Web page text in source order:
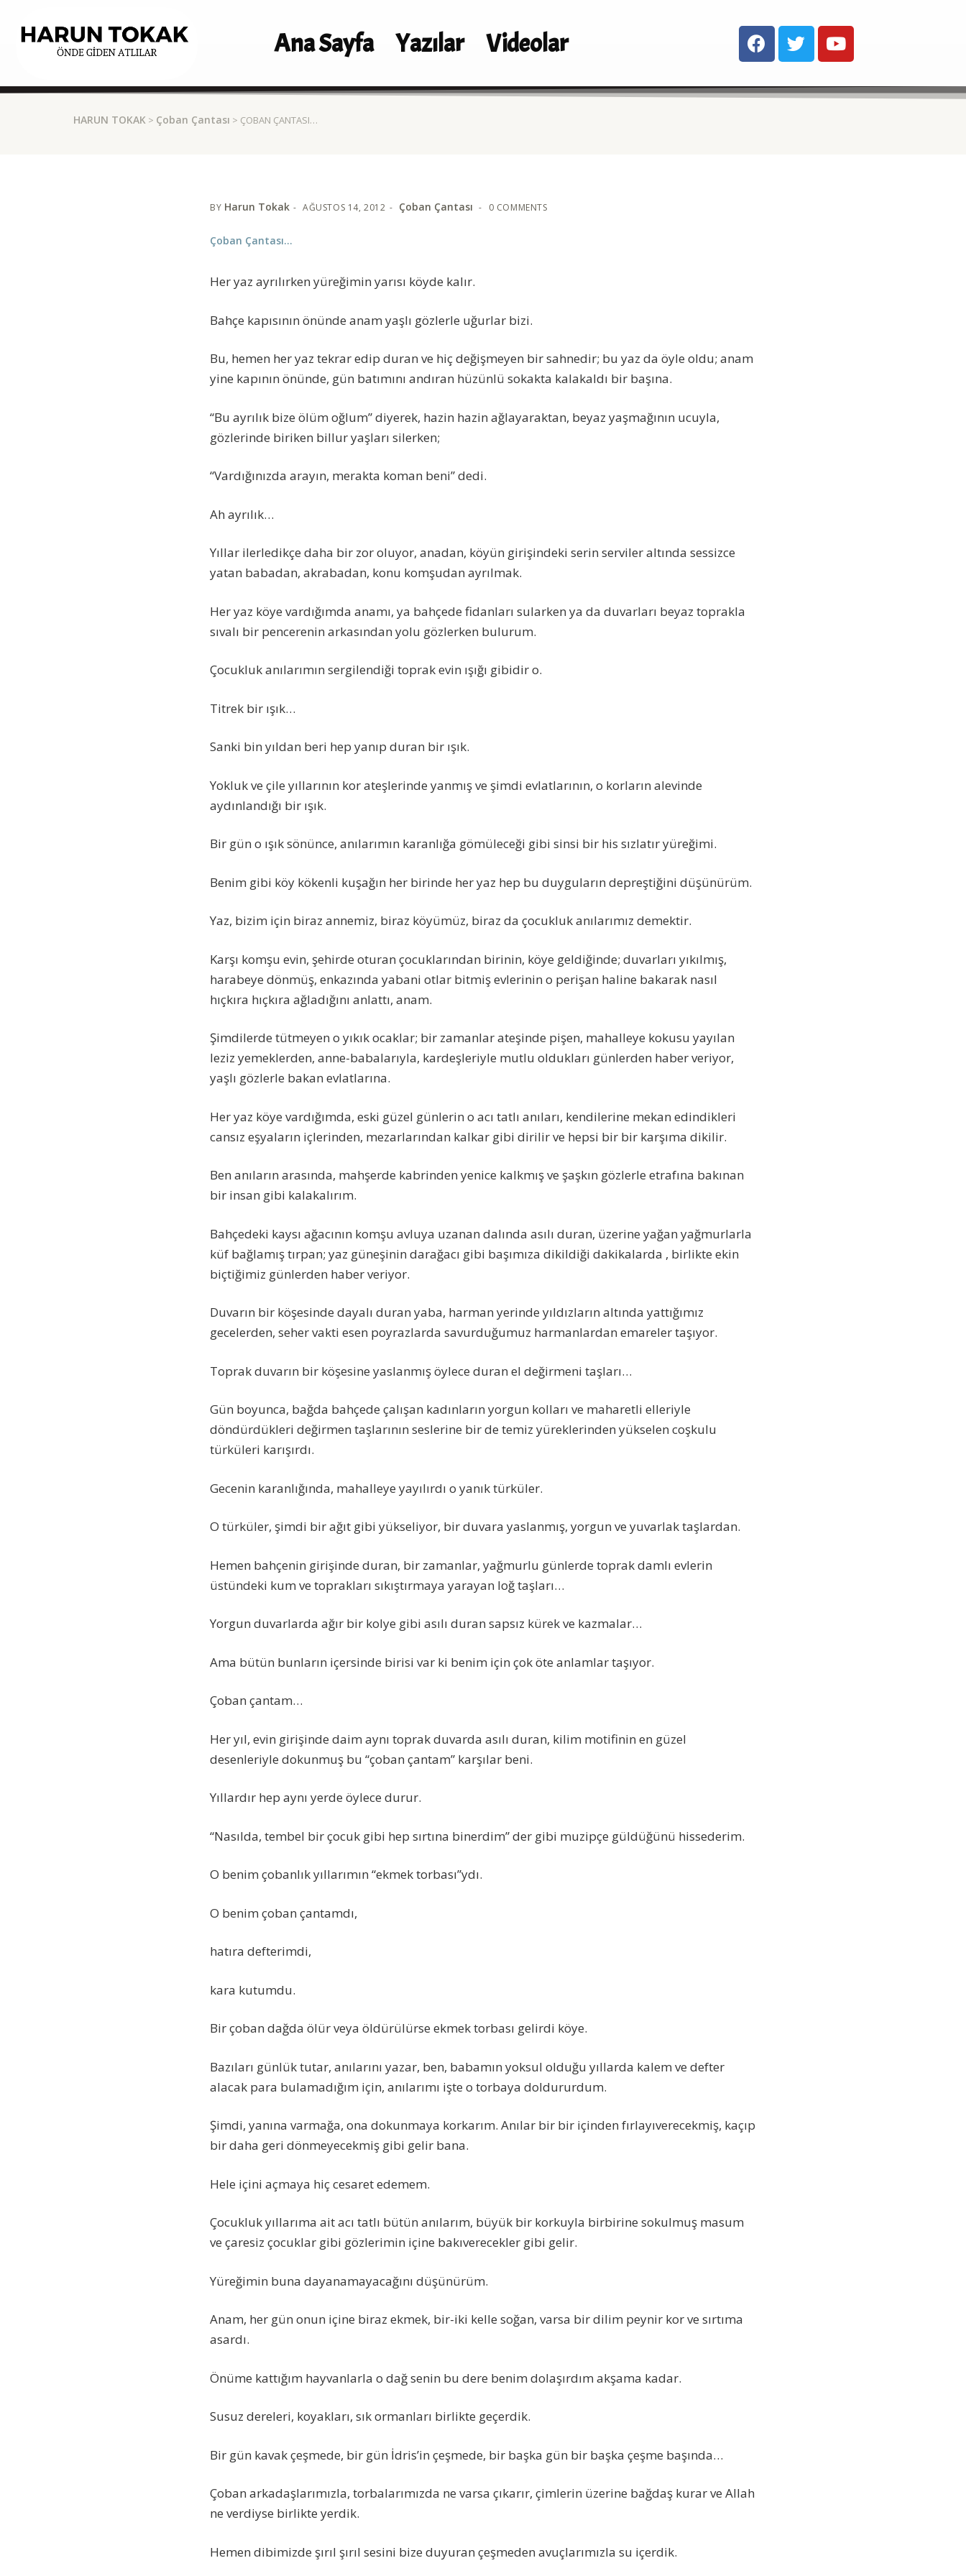
Ana Sayfa Yazılar Videolar
HARUN TOKAK > Çoban Çantası > ÇOBAN ÇANTASI…
BY Harun Tokak AĞUSTOS 14, 2012 Çoban Çantası 0 COMMENTS
Çoban Çantası…
Her yaz ayrılırken yüreğimin yarısı köyde kalır.
Bahçe kapısının önünde anam yaşlı gözlerle uğurlar bizi.
Bu, hemen her yaz tekrar edip duran ve hiç değişmeyen bir sahnedir; bu yaz da öyle oldu; anam
yine kapının önünde, gün batımını andıran hüzünlü sokakta kalakaldı bir başına.
“Bu ayrılık bize ölüm oğlum” diyerek, hazin hazin ağlayaraktan, beyaz yaşmağının ucuyla,
gözlerinde biriken billur yaşları silerken;
“Vardığınızda arayın, merakta koman beni” dedi.
Ah ayrılık…
Yıllar ilerledikçe daha bir zor oluyor, anadan, köyün girişindeki serin serviler altında sessizce
yatan babadan, akrabadan, konu komşudan ayrılmak.
Her yaz köye vardığımda anamı, ya bahçede fidanları sularken ya da duvarları beyaz toprakla
sıvalı bir pencerenin arkasından yolu gözlerken bulurum.
Çocukluk anılarımın sergilendiği toprak evin ışığı gibidir o.
Titrek bir ışık…
Sanki bin yıldan beri hep yanıp duran bir ışık.
Yokluk ve çile yıllarının kor ateşlerinde yanmış ve şimdi evlatlarının, o korların alevinde
aydınlandığı bir ışık.
Bir gün o ışık sönünce, anılarımın karanlığa gömüleceği gibi sinsi bir his sızlatır yüreğimi.
Benim gibi köy kökenli kuşağın her birinde her yaz hep bu duyguların depreştiğini düşünürüm.
Yaz, bizim için biraz annemiz, biraz köyümüz, biraz da çocukluk anılarımız demektir.
Karşı komşu evin, şehirde oturan çocuklarından birinin, köye geldiğinde; duvarları yıkılmış,
harabeye dönmüş, enkazında yabani otlar bitmiş evlerinin o perişan haline bakarak nasıl
hıçkıra hıçkıra ağladığını anlattı, anam.
Şimdilerde tütmeyen o yıkık ocaklar; bir zamanlar ateşinde pişen, mahalleye kokusu yayılan
leziz yemeklerden, anne-babalarıyla, kardeşleriyle mutlu oldukları günlerden haber veriyor,
yaşlı gözlerle bakan evlatlarına.
Her yaz köye vardığımda, eski güzel günlerin o acı tatlı anıları, kendilerine mekan edindikleri
cansız eşyaların içlerinden, mezarlarından kalkar gibi dirilir ve hepsi bir bir karşıma dikilir.
Ben anıların arasında, mahşerde kabrinden yenice kalkmış ve şaşkın gözlerle etrafına bakınan
bir insan gibi kalakalırım.
Bahçedeki kaysı ağacının komşu avluya uzanan dalında asılı duran, üzerine yağan yağmurlarla
küf bağlamış tırpan; yaz güneşinin darağacı gibi başımıza dikildiği dakikalarda , birlikte ekin
biçtiğimiz günlerden haber veriyor.
Duvarın bir köşesinde dayalı duran yaba, harman yerinde yıldızların altında yattığımız
gecelerden, seher vakti esen poyrazlarda savurduğumuz harmanlardan emareler taşıyor.
Toprak duvarın bir köşesine yaslanmış öylece duran el değirmeni taşları…
Gün boyunca, bağda bahçede çalışan kadınların yorgun kolları ve maharetli elleriyle
döndürdükleri değirmen taşlarının seslerine bir de temiz yüreklerinden yükselen coşkulu
türküleri karışırdı.
Gecenin karanlığında, mahalleye yayılırdı o yanık türküler.
O türküler, şimdi bir ağıt gibi yükseliyor, bir duvara yaslanmış, yorgun ve yuvarlak taşlardan.
Hemen bahçenin girişinde duran, bir zamanlar, yağmurlu günlerde toprak damlı evlerin
üstündeki kum ve toprakları sıkıştırmaya yarayan loğ taşları…
Yorgun duvarlarda ağır bir kolye gibi asılı duran sapsız kürek ve kazmalar…
Ama bütün bunların içersinde birisi var ki benim için çok öte anlamlar taşıyor.
Çoban çantam…
Her yıl, evin girişinde daim aynı toprak duvarda asılı duran, kilim motifinin en güzel
desenleriyle dokunmuş bu “çoban çantam” karşılar beni.
Yıllardır hep aynı yerde öylece durur.
“Nasılda, tembel bir çocuk gibi hep sırtına binerdim” der gibi muzipçe güldüğünü hissederim.
O benim çobanlık yıllarımın “ekmek torbası”ydı.
O benim çoban çantamdı,
hatıra defterimdi,
kara kutumdu.
Bir çoban dağda ölür veya öldürülürse ekmek torbası gelirdi köye.
Bazıları günlük tutar, anılarını yazar, ben, babamın yoksul olduğu yıllarda kalem ve defter
alacak para bulamadığım için, anılarımı işte o torbaya doldururdum.
Şimdi, yanına varmağa, ona dokunmaya korkarım. Anılar bir bir içinden fırlayıverecekmiş, kaçıp
bir daha geri dönmeyecekmiş gibi gelir bana.
Hele içini açmaya hiç cesaret edemem.
Çocukluk yıllarıma ait acı tatlı bütün anılarım, büyük bir korkuyla birbirine sokulmuş masum
ve çaresiz çocuklar gibi gözlerimin içine bakıverecekler gibi gelir.
Yüreğimin buna dayanamayacağını düşünürüm.
Anam, her gün onun içine biraz ekmek, bir-iki kelle soğan, varsa bir dilim peynir kor ve sırtıma
asardı.
Önüme kattığım hayvanlarla o dağ senin bu dere benim dolaşırdım akşama kadar.
Susuz dereleri, koyakları, sık ormanları birlikte geçerdik.
Bir gün kavak çeşmede, bir gün İdris’in çeşmede, bir başka gün bir başka çeşme başında…
Çoban arkadaşlarımızla, torbalarımızda ne varsa çıkarır, çimlerin üzerine bağdaş kurar ve Allah
ne verdiyse birlikte yerdik.
Hemen dibimizde şırıl şırıl sesini bize duyuran çeşmeden avuçlarımızla su içerdik.